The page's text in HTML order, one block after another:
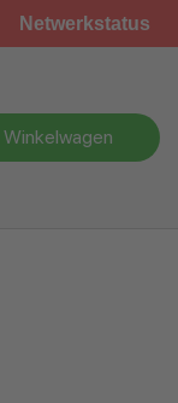
Netwerkstatus
Winkelwagen